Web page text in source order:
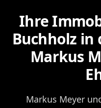
Ihre
Buchholz in
Markus
Markus Meyer